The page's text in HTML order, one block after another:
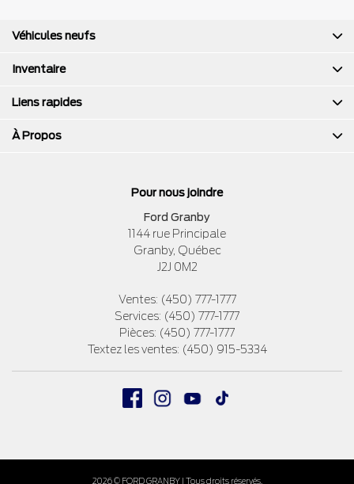
Pour nous joindre
Ford Granby
1144 rue Principale
Granby, Québec
J2J 0M2
Ventes: (450) 777-1777
Services: (450) 777-1777
Pièces: (450) 777-1777
Textez les ventes: (450) 915-5334
Véhicules neufs
Inventaire
Liens rapides
À Propos
2026 © FORD GRANBY| Tous droits réservés.